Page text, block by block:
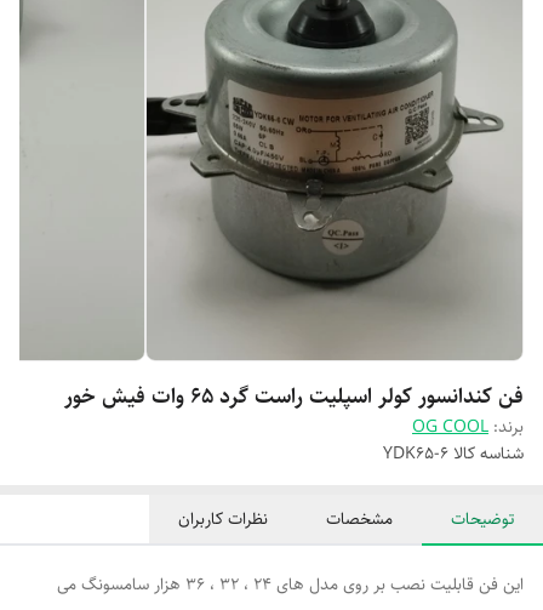
فن کندانسور کولر اسپلیت راست گرد 65 وات فیش خور
برند: OG COOL
شناسه کالا YDK65-6
توضیحات مشخصات نظرات کاربران
این فن قابلیت نصب بر روی مدل های 24 ، 32 ، 36 هزار سامسونگ می